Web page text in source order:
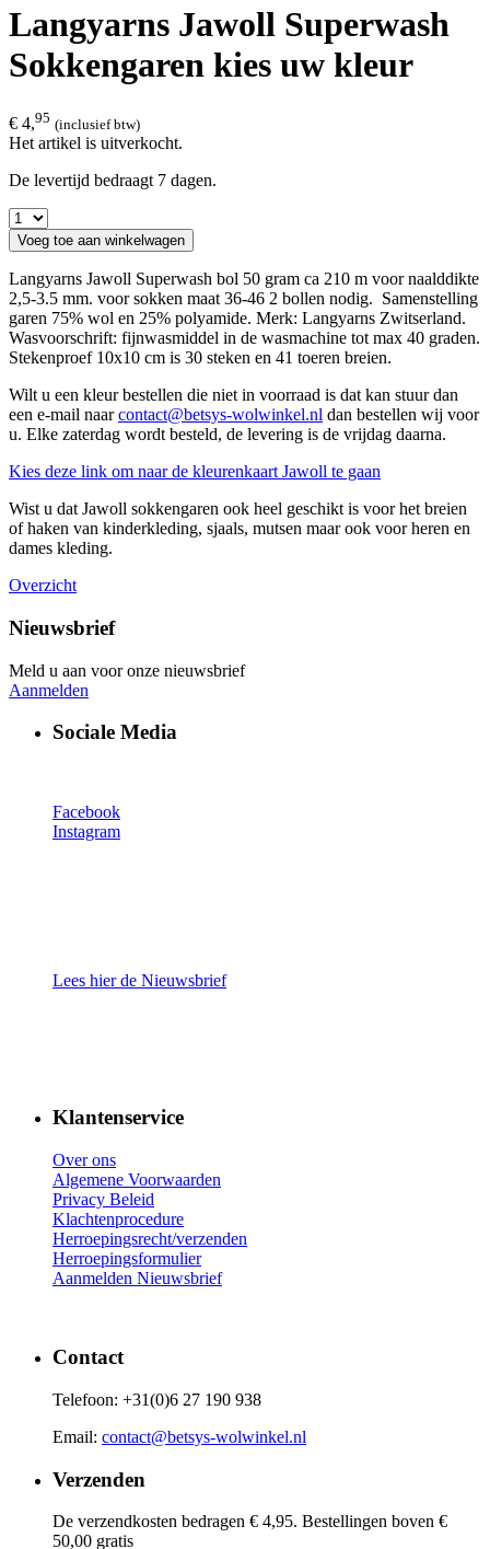
Langyarns Jawoll Superwash
Sokkengaren kies uw kleur
€ 4,95 (inclusief btw)
Het artikel is uitverkocht.
De levertijd bedraagt 7 dagen.
Voeg toe aan winkelwagen
Langyarns Jawoll Superwash bol 50 gram ca 210 m voor naalddikte
2,5-3.5 mm. voor sokken maat 36-46 2 bollen nodig. Samenstelling
garen 75% wol en 25% polyamide. Merk: Langyarns Zwitserland.
Wasvoorschrift: fijnwasmiddel in de wasmachine tot max 40 graden.
Stekenproef 10x10 cm is 30 steken en 41 toeren breien.
Wilt u een kleur bestellen die niet in voorraad is dat kan stuur dan
een e-mail naarcontact@betsys-wolwinkel.nl dan bestellen wij voor
u. Elke zaterdag wordt besteld, de levering is de vrijdag daarna.
Kies deze link om naar de kleurenkaart Jawoll te gaan
Wist u dat Jawoll sokkengaren ook heel geschikt is voor het breien
of haken van kinderkleding, sjaals, mutsen maar ook voor heren en
dames kleding.
Overzicht
Nieuwsbrief
Meld u aan voor onze nieuwsbrief
Aanmelden
Sociale Media
Facebook
Instagram
Lees hier de Nieuwsbrief
Klantenservice
Over ons
Algemene Voorwaarden
Privacy Beleid
Klachtenprocedure
Herroepingsrecht/verzenden
Herroepingsformulier
Aanmelden Nieuwsbrief
Contact
Telefoon: +31(0)6 27 190 938
Email: contact@betsys-wolwinkel.nl
Verzenden
De verzendkosten bedragen € 4,95. Bestellingen boven €
50,00 gratis